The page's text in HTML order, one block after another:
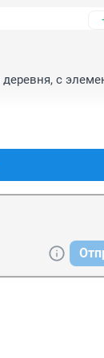
деревня, с